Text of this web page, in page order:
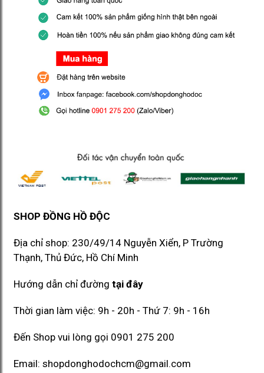
SHOP ĐỒNG HỒ ĐỘC
Địa chỉ shop: 230/49/14 Nguyễn Xiển, P Trường
Thạnh, Thủ Đức, Hồ Chí Minh​​
Hướng dẫn chỉ đường tại đây
Thời gian làm việc: 9h - 20h - Thứ 7: 9h - 16h
Đến Shop vui lòng gọi 0901 275 200
Email: shopdonghodochcm@gmail.com